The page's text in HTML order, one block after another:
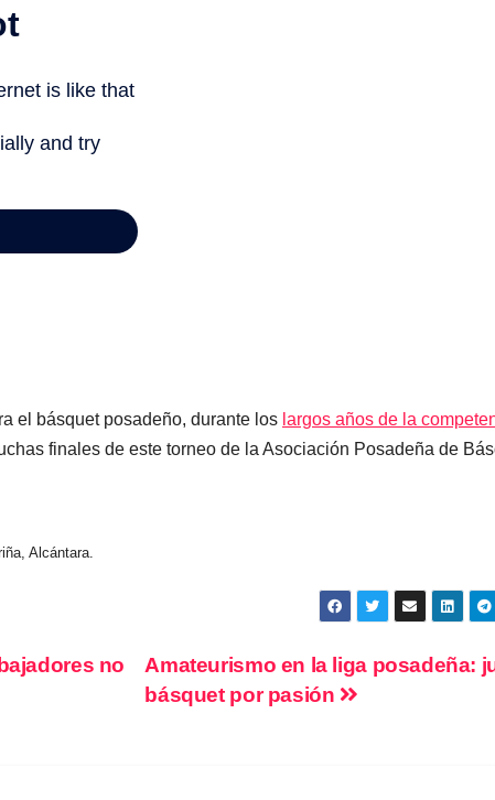
el básquet posadeño, durante los largos años de la
finales de este torneo de la Asociación Posadeña de
Alcántara.
Amateurismo en la liga posadeña:
básquet por pasión
no